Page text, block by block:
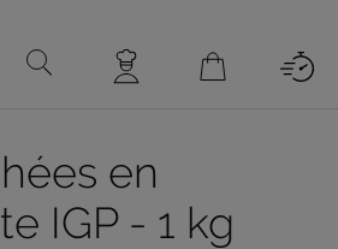
en
IGP - 1 kg